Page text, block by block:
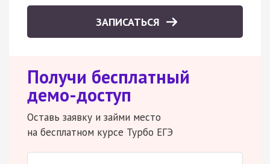
ЗАПИСАТЬСЯ
Получи бесплатный
демо-доступ
Оставь заявку и займи место
на бесплатном курсе Турбо ЕГЭ